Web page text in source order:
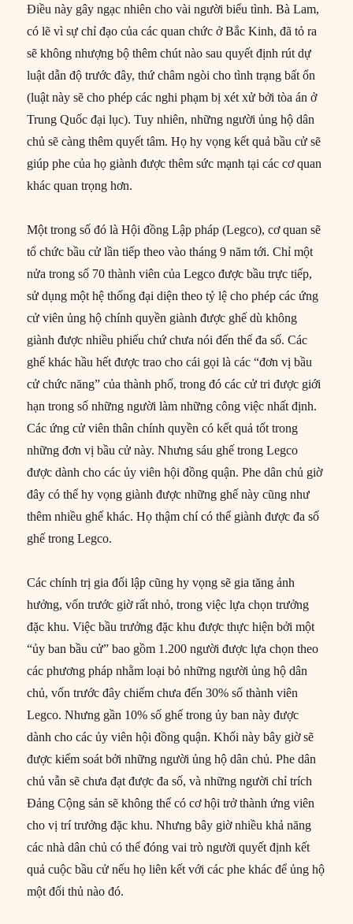
Điều này gây ngạc nhiên cho vài người biểu tình. Bà Lam,
có lẽ vì sự chỉ đạo của các quan chức ở Bắc Kinh, đã tỏ ra
sẽ không nhượng bộ thêm chút nào sau quyết định rút dự
luật dẫn độ trước đây, thứ châm ngòi cho tình trạng bất ổn
(luật này sẽ cho phép các nghi phạm bị xét xử bởi tòa án ở
Trung Quốc đại lục). Tuy nhiên, những người ủng hộ dân
chủ sẽ càng thêm quyết tâm. Họ hy vọng kết quả bầu cử sẽ
giúp phe của họ giành được thêm sức mạnh tại các cơ quan
khác quan trọng hơn.
Một trong số đó là Hội đồng Lập pháp (Legco), cơ quan sẽ
tổ chức bầu cử lần tiếp theo vào tháng 9 năm tới. Chỉ một
nửa trong số 70 thành viên của Legco được bầu trực tiếp,
sử dụng một hệ thống đại diện theo tỷ lệ cho phép các ứng
cử viên ủng hộ chính quyền giành được ghế dù không
giành được nhiều phiếu chứ chưa nói đến thế đa số. Các
ghế khác hầu hết được trao cho cái gọi là các “đơn vị bầu
cử chức năng” của thành phố, trong đó các cử tri được giới
hạn trong số những người làm những công việc nhất định.
Các ứng cử viên thân chính quyền có kết quả tốt trong
những đơn vị bầu cử này. Nhưng sáu ghế trong Legco
được dành cho các ủy viên hội đồng quận. Phe dân chủ giờ
đây có thể hy vọng giành được những ghế này cũng như
thêm nhiều ghế khác. Họ thậm chí có thể giành được đa số
ghế trong Legco.
Các chính trị gia đối lập cũng hy vọng sẽ gia tăng ảnh
hưởng, vốn trước giờ rất nhỏ, trong việc lựa chọn trưởng
đặc khu. Việc bầu trưởng đặc khu được thực hiện bởi một
“ủy ban bầu cử” bao gồm 1.200 người được lựa chọn theo
các phương pháp nhằm loại bỏ những người ủng hộ dân
chủ, vốn trước đây chiếm chưa đến 30% số thành viên
Legco. Nhưng gần 10% số ghế trong ủy ban này được
dành cho các ủy viên hội đồng quận. Khối này bây giờ sẽ
được kiểm soát bởi những người ủng hộ dân chủ. Phe dân
chủ vẫn sẽ chưa đạt được đa số, và những người chỉ trích
Đảng Cộng sản sẽ không thể có cơ hội trở thành ứng viên
cho vị trí trưởng đặc khu. Nhưng bây giờ nhiều khả năng
các nhà dân chủ có thể đóng vai trò người quyết định kết
quả cuộc bầu cử nếu họ liên kết với các phe khác để ủng hộ
một đối thủ nào đó.